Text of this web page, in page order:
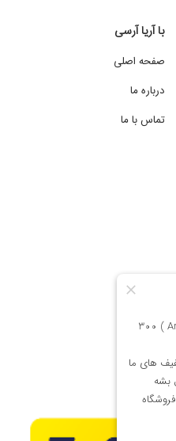
با آریا آرسی
صفحه اصلی
درباره ما
تماس با ما